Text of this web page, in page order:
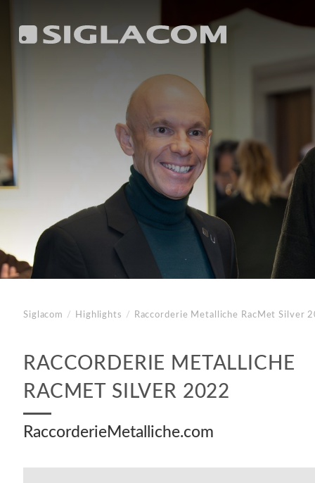
Siglacom / Highlights / Raccorderie Metalliche RacMet Silver
RACCORDERIE METALLICHE
RACMET SILVER 2022
RaccorderieMetalliche.com